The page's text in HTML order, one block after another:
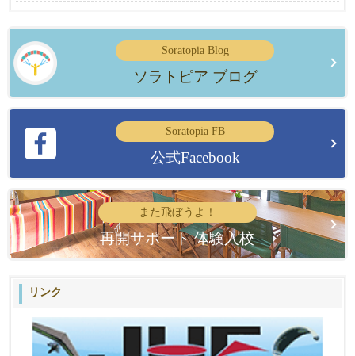
Soratopia Blog
ソラトピア ブログ
Soratopia FB
公式Facebook
また飛ぼうよ！
再開サポート 体験入校
リンク